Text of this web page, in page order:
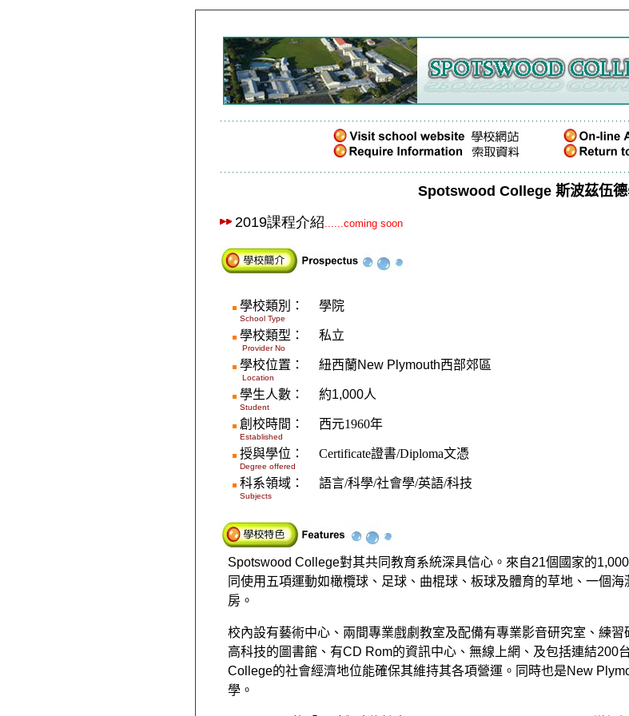
Spotswood College 斯波茲伍
2019課程介紹......coming soon
學校類別：
School Type
學院
學校類型：
Provider No
私立
學校位置：
Location
紐西蘭New Plymouth西部郊區
學生人數：
Student
約1,000人
創校時間：
Established
西元1960年
授與學位：
Degree offered
Certificate證書/Diploma文憑
科系領域：
Subjects
語言/科學/社會學/英語/科技
Spotswood College對其共同教育系統深具信心。來自21個國家的1,000
同使用五項運動如橄欖球、足球、曲棍球、板球及體育的草地、一個
房。
校內設有藝術中心、兩間專業戲劇教室及配備有專業影音研究室、練
高科技的圖書館、有CD Rom的資訊中心、無線上網、及包括連結200
College的社會經濟地位能確保其維持其各項營運。同時也是New
學。